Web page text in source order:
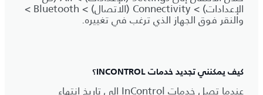
الإعدادات) > Connectivity (الاتصال) > Bluetooth >
والنقر فوق الجهاز الذي ترغب في تغييره.
كيف يمكنني تجديد خدمات INCONTROL؟
عندما تصل خدمات InControl إلى تاريخ انتهاء